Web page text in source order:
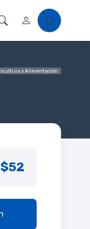
y Alimentación
$52